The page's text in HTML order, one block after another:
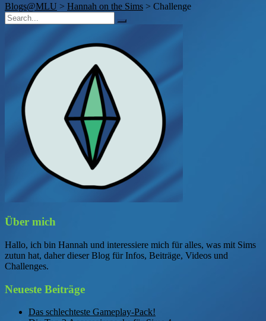
Blogs@MLU > Hannah on the Sims > Challenge
Über mich
Hallo, ich bin Hannah und interessiere mich für alles, was mit Sims
zutun hat, daher dieser Blog für Infos, Beiträge, Videos und
Challenges.
Neueste Beiträge
Das schlechteste Gameplay-Pack!